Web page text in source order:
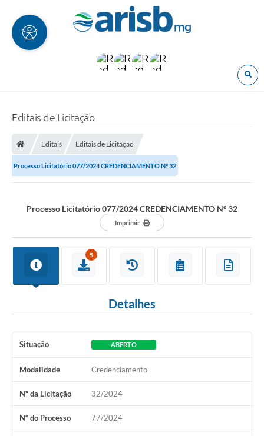
Editais de Licitação
Editais Editais de Licitação
Processo Licitatório 077/2024 CREDENCIAMENTO Nº 32
Processo Licitatório 077/2024 CREDENCIAMENTO Nº 32
Imprimir
5
Detalhes
Situação ABERTO
Modalidade Credenciamento
Nº da Licitação 32/2024
Nº do Processo 77/2024